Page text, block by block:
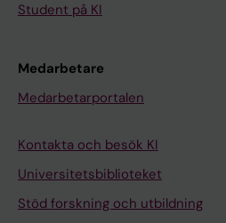
Student på KI
Medarbetare
Medarbetarportalen
Kontakta och besök KI
Universitetsbiblioteket
Stöd forskning och utbildning